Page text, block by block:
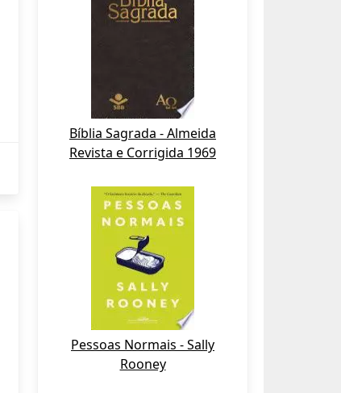
Bíblia Sagrada - Almeida
Revista e Corrigida 1969
Pessoas Normais - Sally
Rooney